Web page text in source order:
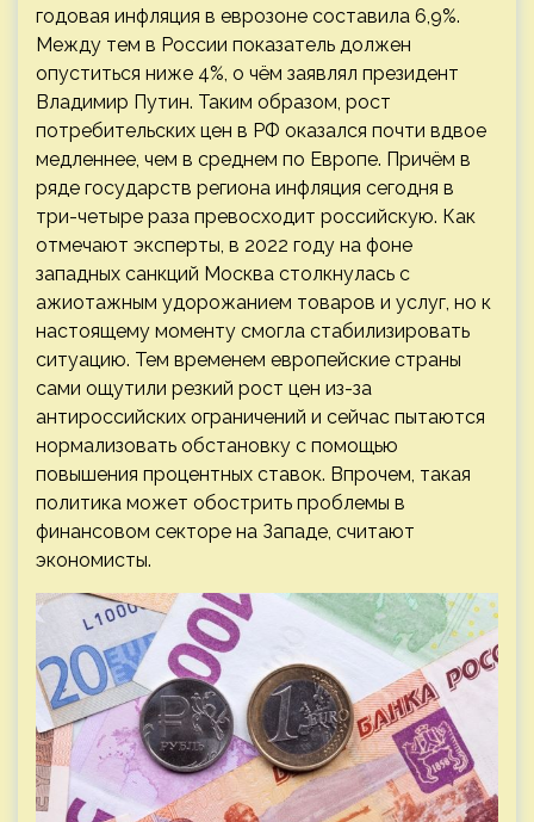
годовая инфляция в еврозоне составила 6,9%.
Между тем в России показатель должен
опуститься ниже 4%, о чём заявлял президент
Владимир Путин. Таким образом, рост
потребительских цен в РФ оказался почти вдвое
медленнее, чем в среднем по Европе. Причём в
ряде государств региона инфляция сегодня в
три-четыре раза превосходит российскую. Как
отмечают эксперты, в 2022 году на фоне
западных санкций Москва столкнулась с
ажиотажным удорожанием товаров и услуг, но к
настоящему моменту смогла стабилизировать
ситуацию. Тем временем европейские страны
сами ощутили резкий рост цен из-за
антироссийских ограничений и сейчас пытаются
нормализовать обстановку с помощью
повышения процентных ставок. Впрочем, такая
политика может обострить проблемы в
финансовом секторе на Западе, считают
экономисты.